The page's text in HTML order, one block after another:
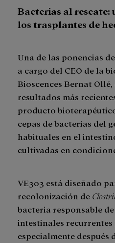
Bacterias al
los trasplantes de
Una de las ponencias
a cargo del CEO de la
Bioscences Bernat
resultados más
producto
cepas de bacterias del
habituales en el
cultivadas en
VE303 está diseñado
recolonización de
bacteria responsable
intestinales recurrentes
especialmente después